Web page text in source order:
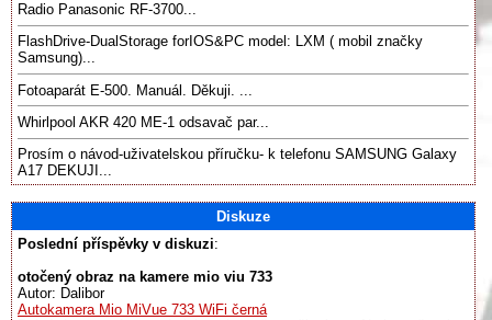
Radio Panasonic RF-3700...
FlashDrive-DualStorage forIOS&PC model: LXM ( mobil značky
Samsung)...
Fotoaparát E-500. Manuál. Děkuji. ...
Whirlpool AKR 420 ME-1 odsavač par...
Prosím o návod-uživatelskou příručku- k telefonu SAMSUNG Galaxy
A17 DEKUJI...
Diskuze
Poslední příspěvky v diskuzi:
otočený obraz na kamere mio viu 733
Autor: Dalibor
Autokamera Mio MiVue 733 WiFi černá